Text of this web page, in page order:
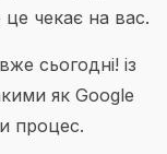
чекає на вас.
сьогодні! із
як Google
процес.